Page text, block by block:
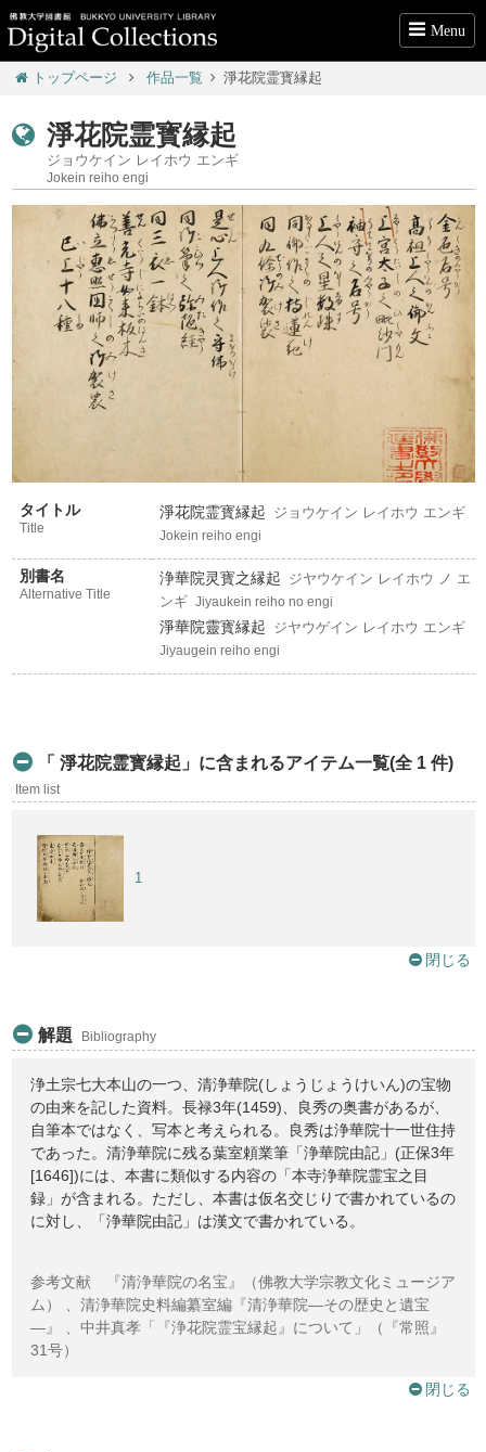
Menu
トップページ 作品一覧 淨花院霊寳縁起
淨花院霊寳縁起
ジョウケイン レイホウ エンギ
Jokein reiho engi
タイトル
Title
淨花院霊寳縁起
ジョウケイン レイホウ エンギ
Jokein reiho engi
別書名
Alternative Title
浄華院灵寳之縁起
ジヤウケイン レイホウ ノ エ
ンギ Jiyaukein reiho no engi
淨華院靈寳縁起
ジヤウゲイン レイホウ エンギ
Jiyaugein reiho engi
「 淨花院霊寳縁起」に含まれるアイテム一覧(全 1 件)
Item list
1
閉じる
解題 Bibliography
浄土宗七大本山の一つ、清浄華院(しょうじょうけいん)の宝物
の由来を記した資料。長禄3年(1459)、良秀の奥書があるが、
自筆本ではなく、写本と考えられる。良秀は浄華院十一世住持
であった。清浄華院に残る葉室頼業筆「浄華院由記」(正保3年
[1646])には、本書に類似する内容の「本寺浄華院霊宝之目
録」が含まれる。ただし、本書は仮名交じりで書かれているの
に対し、「浄華院由記」は漢文で書かれている。
参考文献 『清浄華院の名宝』（佛教大学宗教文化ミュージア
ム） 、清浄華院史料編纂室編『清浄華院―その歴史と遺宝
―』 、中井真孝「『浄花院霊宝縁起』について」（『常照』
31号）
閉じる